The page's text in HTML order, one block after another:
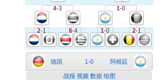
4-3 1-0
2-1 6-4 1-0 2-1
德国 1-0 阿根廷
战报 视频 数据 组图